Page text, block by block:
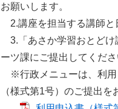
お願いします。
2.講座を担当する講師と
3.「あさか学習おとどけ
ーツ課にご提出してくださ
※行政メニューは、利用
（様式第1号）のご提出を